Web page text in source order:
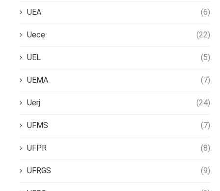
UEA (6)
Uece (22)
UEL (5)
UEMA (7)
Uerj (24)
UFMS (7)
UFPR (8)
UFRGS (9)